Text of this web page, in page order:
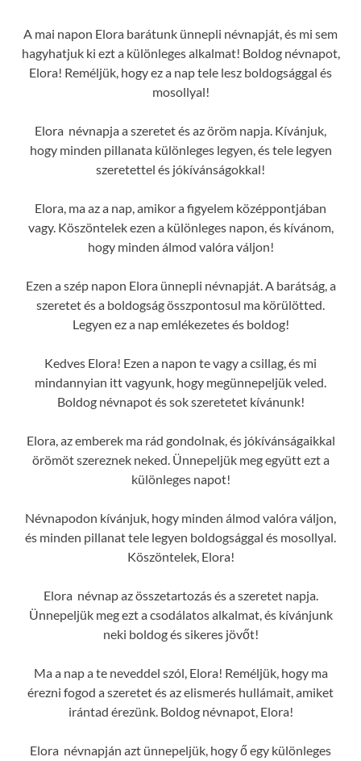
A mai napon Elora barátunk ünnepli névnapját, és mi sem
hagyhatjuk ki ezt a különleges alkalmat! Boldog névnapot,
Elora! Reméljük, hogy ez a nap tele lesz boldogsággal és
mosollyal!
Elora névnapja a szeretet és az öröm napja. Kívánjuk,
hogy minden pillanata különleges legyen, és tele legyen
szeretettel és jókívánságokkal!
Elora, ma az a nap, amikor a figyelem középpontjában
vagy. Köszöntelek ezen a különleges napon, és kívánom,
hogy minden álmod valóra váljon!
Ezen a szép napon Elora ünnepli névnapját. A barátság, a
szeretet és a boldogság összpontosul ma körülötted.
Legyen ez a nap emlékezetes és boldog!
Kedves Elora! Ezen a napon te vagy a csillag, és mi
mindannyian itt vagyunk, hogy megünnepeljük veled.
Boldog névnapot és sok szeretetet kívánunk!
Elora, az emberek ma rád gondolnak, és jókívánságaikkal
örömöt szereznek neked. Ünnepeljük meg együtt ezt a
különleges napot!
Névnapodon kívánjuk, hogy minden álmod valóra váljon,
és minden pillanat tele legyen boldogsággal és mosollyal.
Köszöntelek, Elora!
Elora névnap az összetartozás és a szeretet napja.
Ünnepeljük meg ezt a csodálatos alkalmat, és kívánjunk
neki boldog és sikeres jövőt!
Ma a nap a te neveddel szól, Elora! Reméljük, hogy ma
érezni fogod a szeretet és az elismerés hullámait, amiket
irántad érezünk. Boldog névnapot, Elora!
Elora névnapján azt ünnepeljük, hogy ő egy különleges